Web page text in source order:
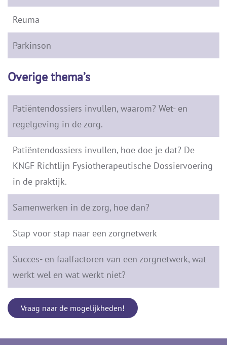
Reuma
Parkinson
Overige thema’s
Patiëntendossiers invullen, waarom? Wet- en
regelgeving in de zorg.
Patiëntendossiers invullen, hoe doe je dat? De
KNGF Richtlijn Fysiotherapeutische Dossiervoering
in de praktijk.
Samenwerken in de zorg, hoe dan?
Stap voor stap naar een zorgnetwerk
Succes- en faalfactoren van een zorgnetwerk, wat
werkt wel en wat werkt niet?
Vraag naar de mogelijkheden!